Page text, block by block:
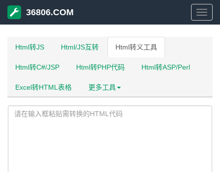
36806.COM
Html转JS Html/JS互转 Html转义工具
Html转C#/JSP Html转PHP代码 Html转ASP/Perl
Excel转HTML表格 更多工具